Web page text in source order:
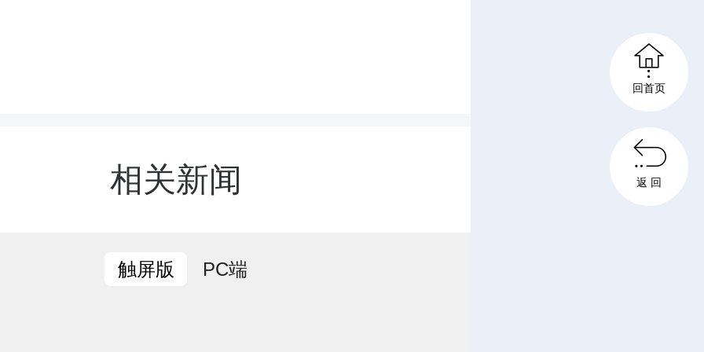
查摆撤离衔接、点位引导等薄弱
相关新闻
触屏版 PC端

回首页

返 回